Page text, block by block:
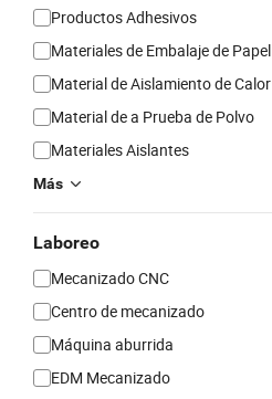
Productos Adhesivos
Materiales de Embalaje de Papel
Material de Aislamiento de Calor
Material de a Prueba de Polvo
Materiales Aislantes
Más
Laboreo
Mecanizado CNC
Centro de mecanizado
Máquina aburrida
EDM Mecanizado